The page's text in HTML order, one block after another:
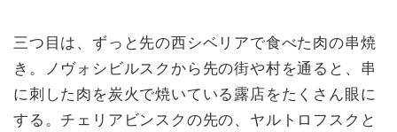
三つ目は、ずっと先の西シベリアで食べた肉の串焼
き。ノヴォシビルスクから先の街や村を通ると、串
に刺した肉を炭火で焼いている露店をたくさん眼に
する。チェリアビンスクの先の、ヤルトロフスクと